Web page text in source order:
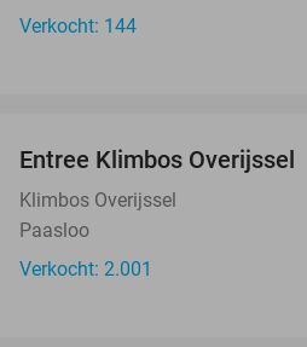
Verkocht: 144
Entree Klimbos Overijssel
Klimbos Overijssel
Paasloo
Verkocht: 2.001